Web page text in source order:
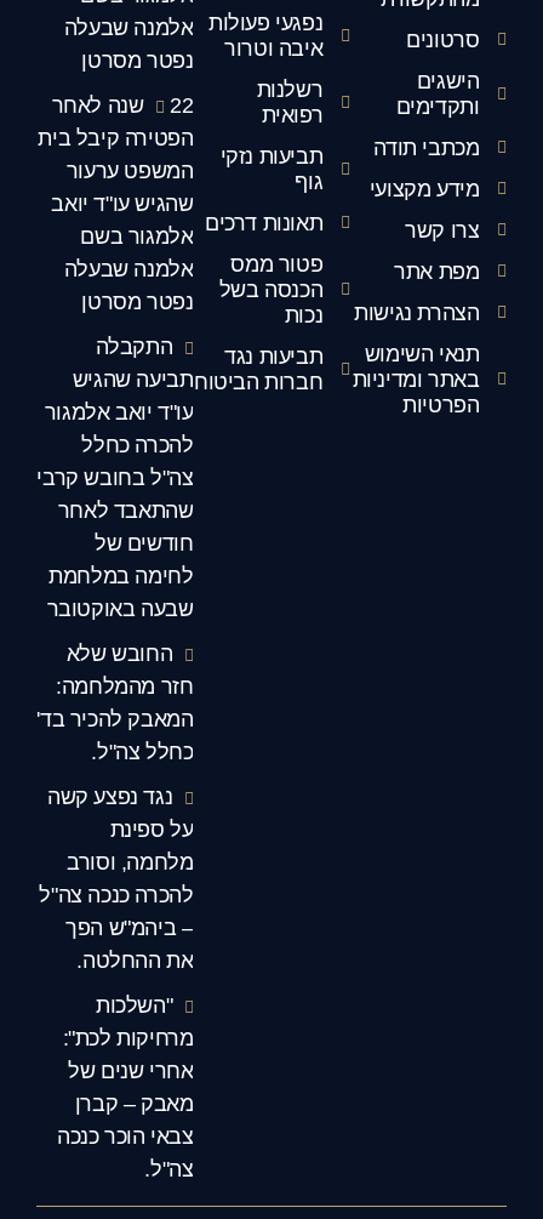
אלמנה שבעלה
נפטר מסרטן
22 שנה לאחר
הפטירה קיבל בית
המשפט ערעור
שהגיש עו"ד יואב
אלמגור בשם
אלמנה שבעלה
נפטר מסרטן
התקבלה
תביעה שהגיש
עו"ד יואב אלמגור
להכרה כחלל
צה"ל בחובש קרבי
שהתאבד לאחר
חודשים של
לחימה במלחמת
שבעה באוקטובר
החובש שלא
חזר מהמלחמה:
המאבק להכיר בד'
כחלל צה"ל.
נגד נפצע קשה
על ספינת
מלחמה, וסורב
להכרה כנכה צה"ל
– ביהמ"ש הפך
את ההחלטה.
"השלכות
מרחיקות לכת":
אחרי שנים של
מאבק – קברן
צבאי הוכר כנכה
צה"ל.
נפגעי פעולות
איבה וטרור
רשלנות
רפואית
תביעות נזקי
גוף
תאונות דרכים
פטור ממס
הכנסה בשל
נכות
תביעות נגד
חברות הביטוח
סרטונים
הישגים
ותקדימים
מכתבי תודה
מידע מקצועי
צרו קשר
מפת אתר
הצהרת נגישות
תנאי השימוש
באתר ומדיניות
הפרטיות